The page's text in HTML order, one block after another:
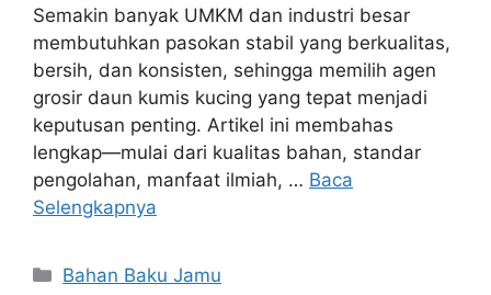
Semakin banyak UMKM dan industri besar
membutuhkan pasokan stabil yang berkualitas,
bersih, dan konsisten, sehingga memilih agen
grosir daun kumis kucing yang tepat menjadi
keputusan penting. Artikel ini membahas
lengkap—mulai dari kualitas bahan, standar
pengolahan, manfaat ilmiah, … Baca
Selengkapnya
Kategori
Bahan Baku Jamu